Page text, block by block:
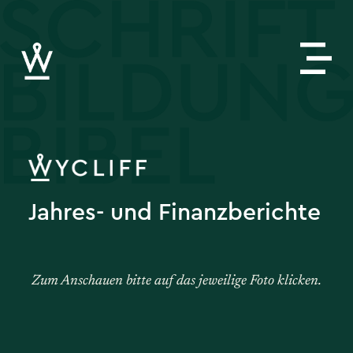
Jahres- und Finanzberichte
Zum Anschauen bitte auf das jeweilige Foto klicken.